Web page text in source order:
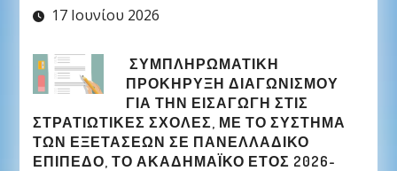
17 Ιουνίου 2026
ΣΥΜΠΛΗΡΩΜΑΤΙΚΉ
ΠΡΟΚΉΡΥΞΗ ΔΙΑΓΩΝΙΣΜΟΎ
ΓΙΑ ΤΗΝ ΕΙΣΑΓΩΓΉ ΣΤΙΣ
ΣΤΡΑΤΙΩΤΙΚΈΣ ΣΧΟΛΈΣ, ΜΕ ΤΟ ΣΎΣΤΗΜΑ
ΤΩΝ ΕΞΕΤΆΣΕΩΝ ΣΕ ΠΑΝΕΛΛΑΔΙΚΌ
ΕΠΊΠΕΔΟ, ΤΟ ΑΚΑΔΗΜΑΪΚΌ ΈΤΟΣ 2026-